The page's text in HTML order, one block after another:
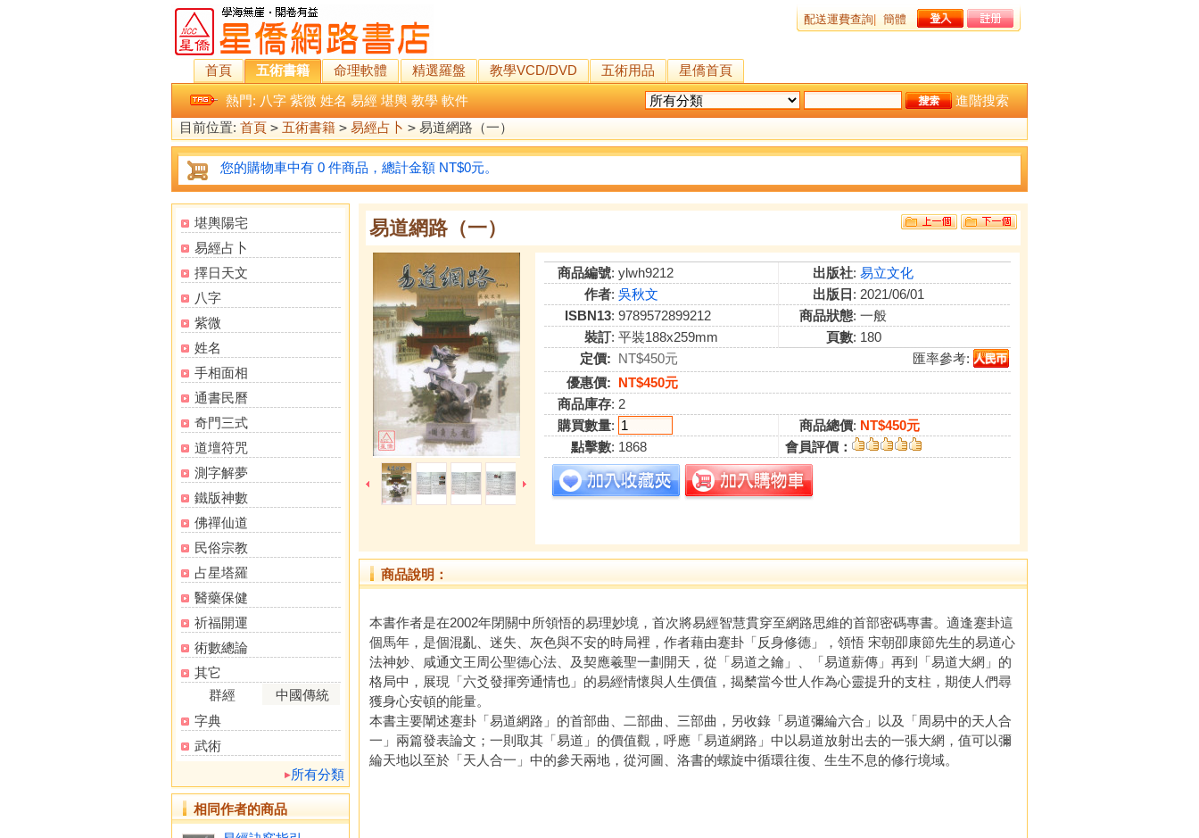
配送運費查詢 簡體
首頁 五術書籍 命理軟體 精選羅盤 教學VCD/DVD 五術用品
星僑首頁
熱門: 八字 紫微 姓名 易經 堪輿 教學 軟件
進階搜索
目前位置: 首頁 > 五術書籍 > 易經占卜 > 易道網路（一）
您的購物車中有 0 件商品，總計金額 NT$0元。
堪輿陽宅
易經占卜
擇日天文
八字
紫微
姓名
手相面相
通書民曆
奇門三式
道壇符咒
測字解夢
鐵版神數
佛禪仙道
民俗宗教
占星塔羅
醫藥保健
祈福開運
術數總論
其它
群經
中國傳統
字典
武術
所有分類
相同作者的商品
易道網路（一）
商品編號: ylwh9212 出版社: 易立文化
作者: 吳秋文 出版日 : 2021/06/01
ISBN13: 9789572899212 商品狀態: 一般
裝訂: 平裝188x259mm 頁數: 180
定價: NT$450元
匯率參考:
優惠價: NT$450元
商品庫存: 2
購買數量: 商品總價: NT$450元
點擊數: 1868 會員評價：
商品說明：
本書作者是在2002年閉關中所領悟的易理妙境，首次將易經智慧貫穿至網路思維的首部密碼專書。適逢蹇卦這
個馬年，是個混亂、迷失、灰色與不安的時局裡，作者藉由蹇卦「反身修德」，領悟 宋朝卲康節先生的易道心
法神妙、咸通文王周公聖德心法、及契應羲聖一劃開天，從「易道之鑰」、「易道薪傳」再到「易道大網」的
格局中，展現「六爻發揮旁通情也」的易經情懷與人生價值，揭櫫當今世人作為心靈提升的支柱，期使人們尋
獲身心安頓的能量。
本書主要闡述蹇卦「易道網路」的首部曲、二部曲、三部曲，另收錄「易道彌綸六合」以及「周易中的天人合
一」兩篇發表論文；一則取其「易道」的價值觀，呼應「易道網路」中以易道放射出去的一張大網，值可以彌
綸天地以至於「天人合一」中的參天兩地，從河圖、洛書的螺旋中循環往復、生生不息的修行境域。